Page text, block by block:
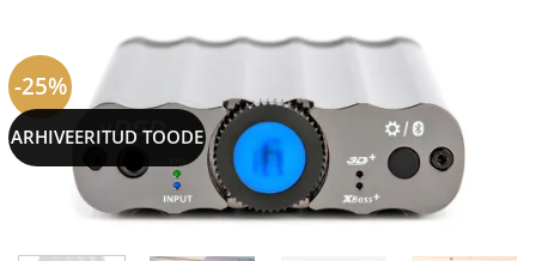
-25%
ARHIVEERITUD TOODE